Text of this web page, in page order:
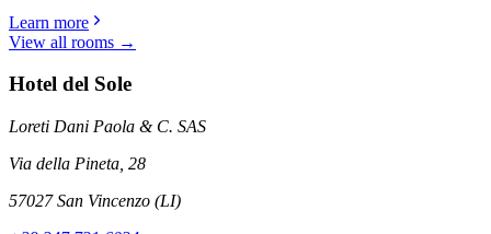
Learn more
View all rooms →
Hotel del Sole
Loreti Dani Paola & C. SAS
Via della Pineta, 28
57027 San Vincenzo (LI)